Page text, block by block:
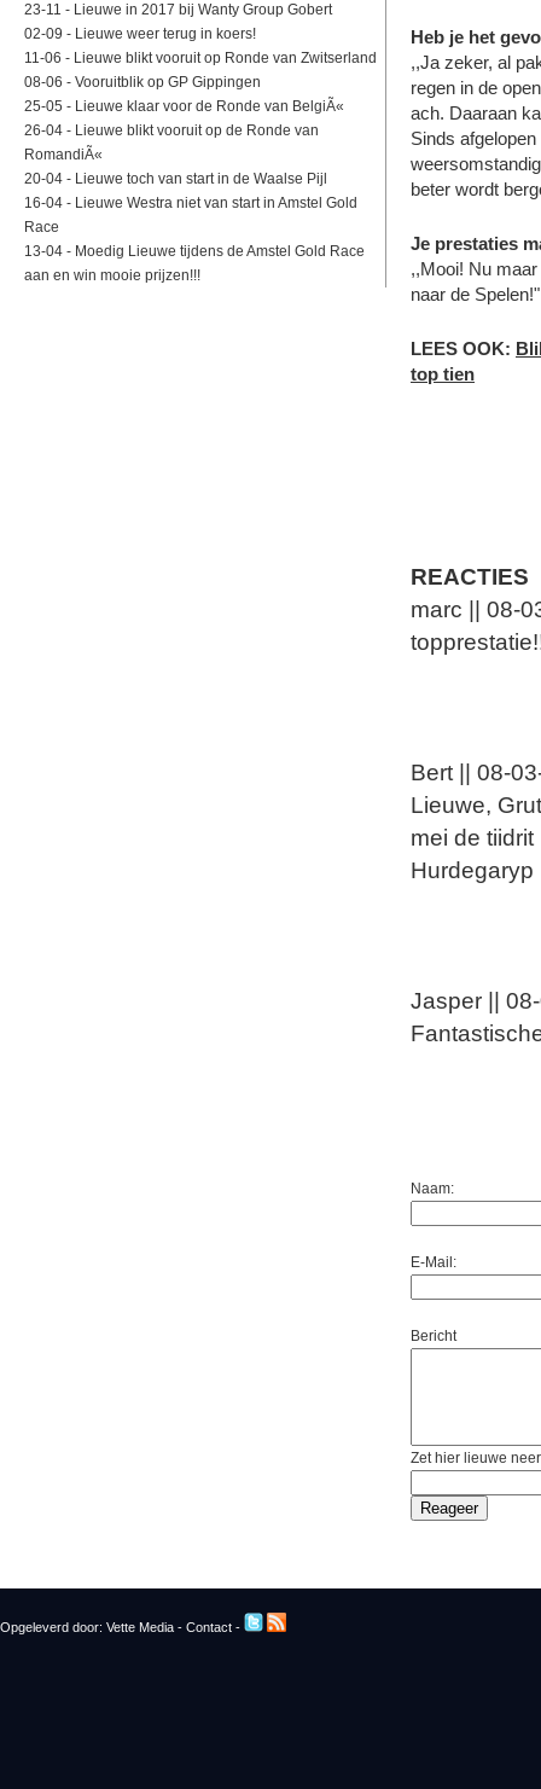
23-11 - Lieuwe in 2017 bij Wanty Group Gobert
02-09 - Lieuwe weer terug in koers!
11-06 - Lieuwe blikt vooruit op Ronde van Zwitserland
08-06 - Vooruitblik op GP Gippingen
25-05 - Lieuwe klaar voor de Ronde van BelgiÃ«
26-04 - Lieuwe blikt vooruit op de Ronde van
RomandiÃ«
20-04 - Lieuwe toch van start in de Waalse Pijl
16-04 - Lieuwe Westra niet van start in Amstel Gold
Race
13-04 - Moedig Lieuwe tijdens de Amstel Gold Race
aan en win mooie prijzen!!!
Heb je het
,,Ja zeker, al
regen in de
ach. Daaraan
Sinds
beter wordt
Je prestaties
,,Mooi! Nu
naar de Spelen!"
LEES OOK:
top tien
REACTIES
marc || 08-
Bert || 08-
Lieuwe,
mei de
Hurdegaryp
Jasper ||
Naam:
E-Mail:
Bericht
Zet hier lieuwe
Opgeleverd door: Vette Media - Contact -